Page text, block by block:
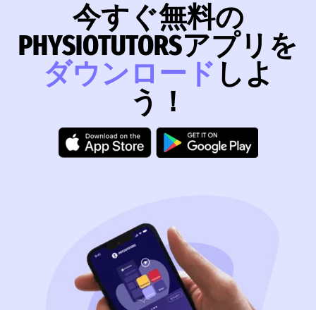
今すぐ無料の
PHYSIOTUTORSアプリを
ダウンロード しよ
う！